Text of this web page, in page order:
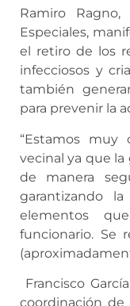
Ramiro
Especiales,
el retiro de los
infecciosos y
también
para prevenir la
“Estamos muy
vecinal ya que
de manera
garantizando
elementos
funcionario. Se
Francisco
coordinación de